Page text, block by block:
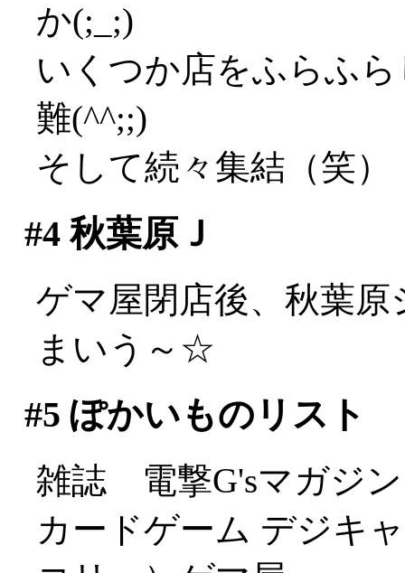
か(;_;)
いくつか店をふらふ
難(^^;;)
そして続々集結（笑）
#4秋葉原Ｊ
ゲマ屋閉店後、秋葉
まいう～☆
#5 ぽかいものリスト
雑誌 電撃G'sマガジン
カードゲーム デジキ